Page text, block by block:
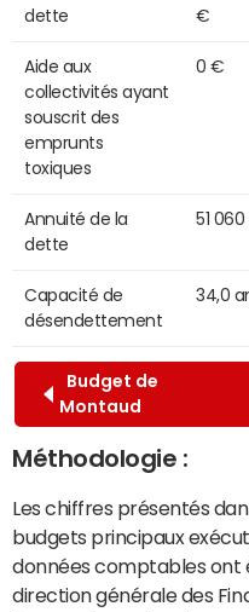
dette
€
Aide aux
collectivités ayant
souscrit des
emprunts
toxiques
0 €
Annuité de la
dette
51
Capacité de
désendettement
34,0
Budget de
Montaud
Méthodologie :
Les chiffres présentés
budgets principaux
données comptables ont
direction générale des